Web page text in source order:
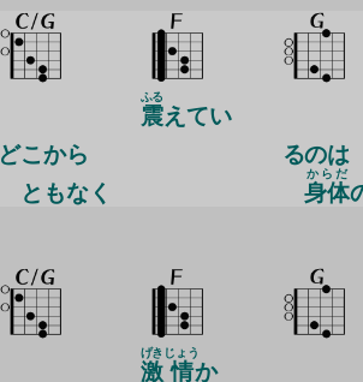
どこから
ともなく
震
ふる
えてい
るのは
身体
からだ
激
げき
情
じょう
か